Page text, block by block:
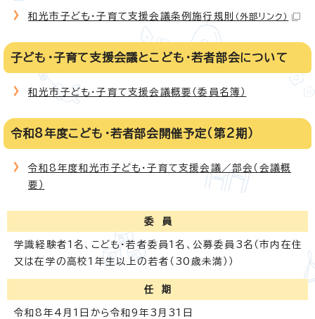
和光市子ども・子育て支援会議条例施行規則 （外部リンク）
子ども・子育て支援会議とこども・若者部会について
和光市子ども・子育て支援会議概要（委員名簿）
令和8年度こども・若者部会開催予定（第2期）
令和8年度和光市子ども・子育て支援会議／部会（会議概
要）
委 員
学識経験者1名、こども・若者委員1名、公募委員3名（市内在住
又は在学の高校1年生以上の若者（30歳未満））
任 期
令和8年4月1日から令和9年3月31日